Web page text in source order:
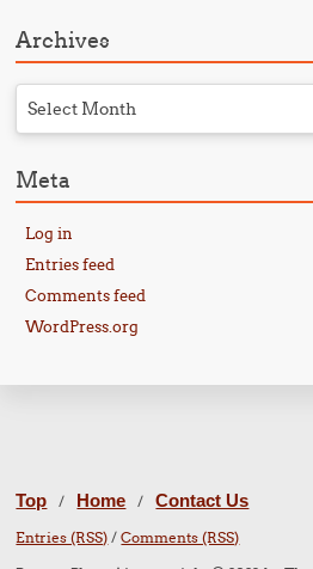
Archives
Select Month
Meta
Log in
Entries feed
Comments feed
WordPress.org
Top / Home / Contact Us
Entries (RSS) /Comments (RSS)